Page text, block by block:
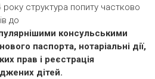
структура попиту частково
до
консульськими
паспорта, нотаріальні дії,
прав і реєстрація
дітей.